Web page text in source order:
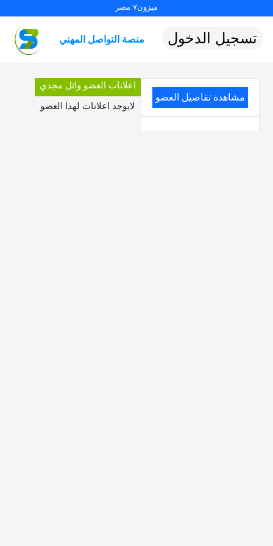
ميزون٧ مصر
منصة التواصل المهني تسجيل الدخول
مشاهدة تفاصيل العضو
اعلانات العضو وائل مجدي
لايوجد اعلانات لهذا العضو